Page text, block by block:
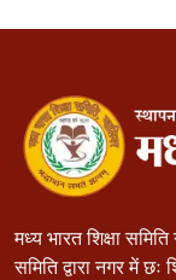
मध्य भारत शिक्षा
समिति द्वारा नगर में